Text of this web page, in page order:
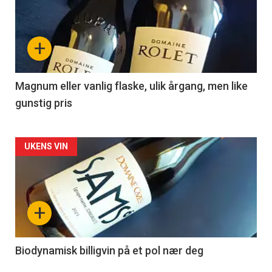
akkurat
nå
3
+
Magnum eller vanlig flaske, ulik årgang, men like
gunstig pris
Forsiden
akkurat
nå
4
+
UKENS VIN
Biodynamisk billigvin på et pol nær deg